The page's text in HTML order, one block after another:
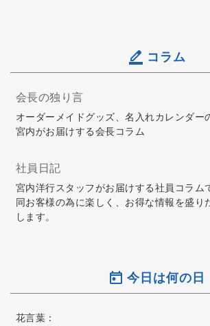
コラム
会長の独り言
オーダーメイドグッズ、名入れカレンダー
宮内がお届けする会長コラム
社員日記
宮内洋行スタッフがお届けする社員コラム
同お客様の為に楽しく、お得な情報を盛り
します。
今日は何の日
花言葉：